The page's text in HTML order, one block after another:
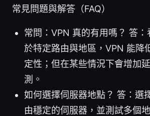
常見問題與解答（FAQ）
常問：VPN 真的有用嗎？ 答
於特定路由與地區，VPN 能降
定性；但在某些情況下會增加
測。
如何選擇伺服器地點？ 答：選
由穩定的伺服器，並測試多個